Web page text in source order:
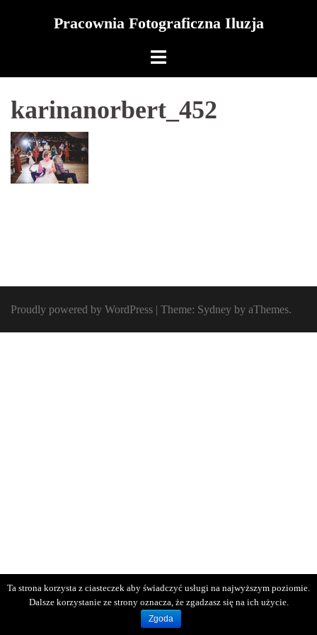
Pracownia Fotograficzna Iluzja
karinanorbert_452
Proudly powered by WordPress | Theme: Sydney by aThemes.
Ta strona korzysta z ciasteczek aby świadczyć usługi na najwyższym poziomie.
Dalsze korzystanie ze strony oznacza, że zgadzasz się na ich użycie.
Zgoda